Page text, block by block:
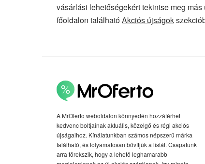
vásárlási lehetőségekért tekintse meg
főoldalon találhatóAkciós újságok
A MrOferto weboldalon könnyedén hozzáférhet
kedvenc boltjainak aktuális, közelgő és régi akciós
újságaihoz. Kínálatunkban számos népszerű márka
található, és folyamatosan bővítjük a listát. Csapatunk
arra törekszik, hogy a lehető leghamarabb